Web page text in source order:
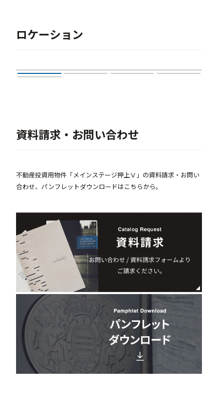
ロケーション
資料請求・お問い合わせ
不動産投資用物件「メインステージ押上Ⅴ」の資料請求・お問い
合わせ、パンフレットダウンロードはこちらから。